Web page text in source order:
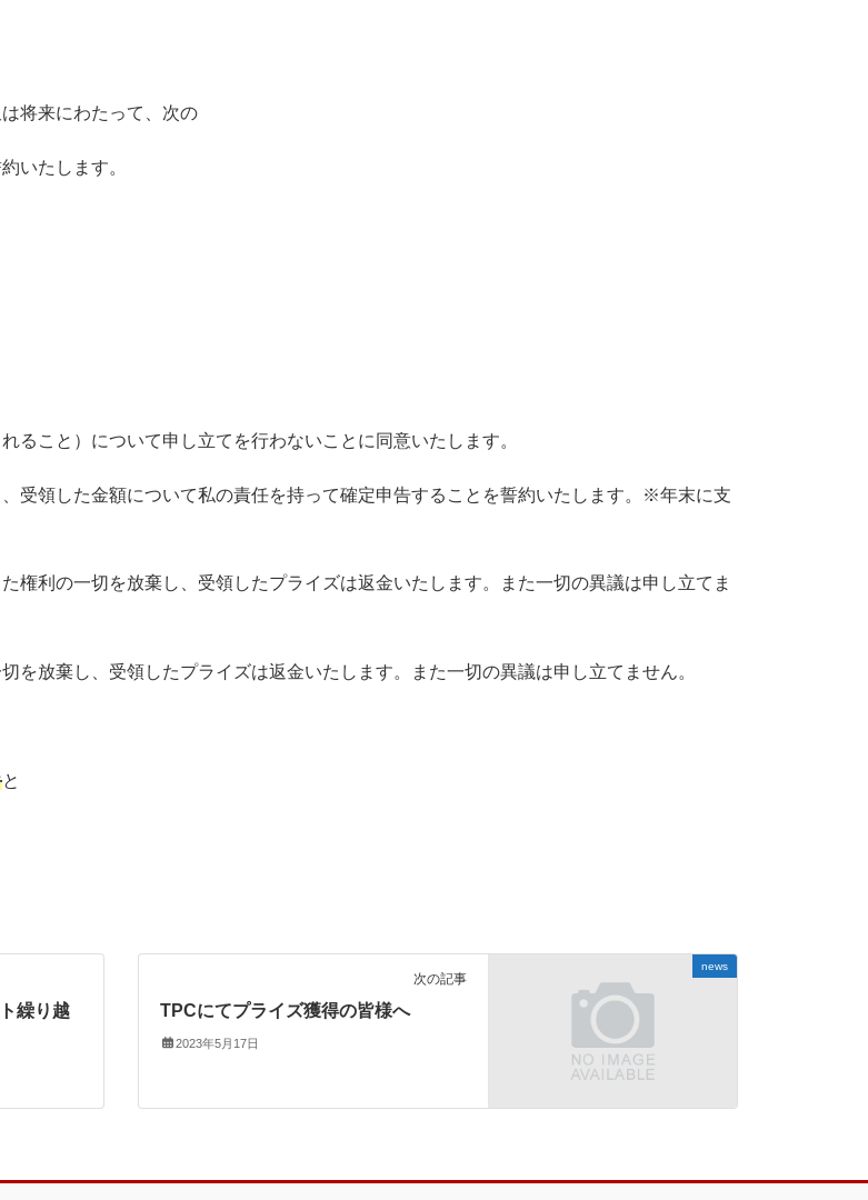
将来にわたって、次の
いたします。
ること）について申し立てを行わないことに同意いたします。
受領した金額について私の責任を持って確定申告することを誓約いたします。※年末に支
権利の一切を放棄し、受領したプライズは返金いたします。また一切の異議は申し立てま
を放棄し、受領したプライズは返金いたします。また一切の異議は申し立てません。
と
繰り越
news
次の記事
TPCにてプライズ獲得の皆様へ
2023年5月17日